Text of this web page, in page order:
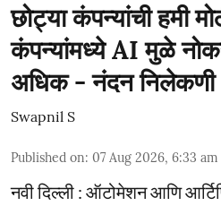
छोट्या कंपन्यांची हमी
कंपन्यांमध्ये AI मुळे
अधिक - नंदन निलेकणी
Swapnil S
Published on: 07 Aug 2026, 6:33 am
नवी दिल्ली : ऑटोमेशन आणि